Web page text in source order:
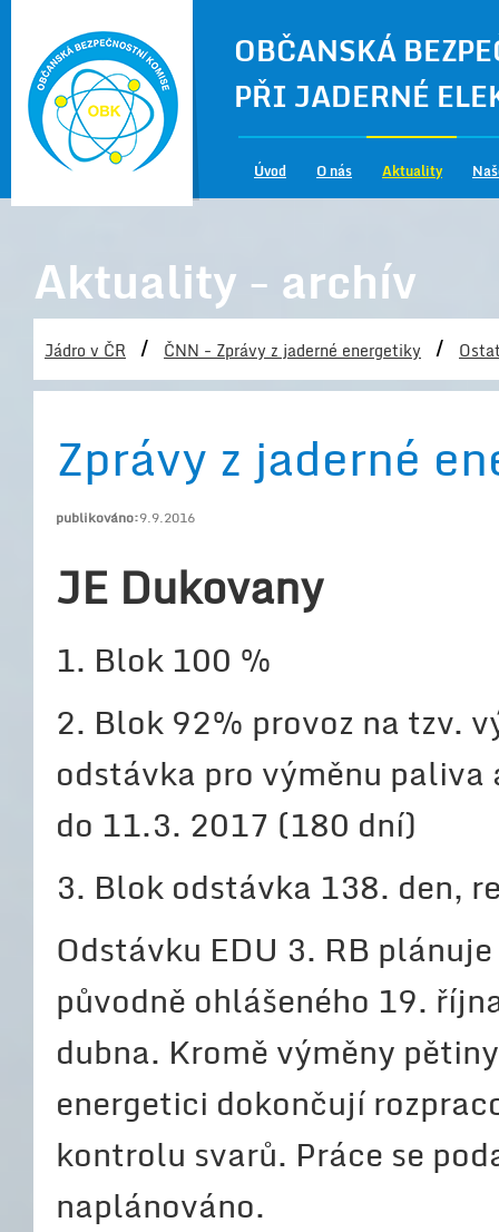
OBČANSKÁ
PŘI JADERNÉ
Úvod O nás Aktuality
Aktuality - archív
Jádro v ČR / ČNN - Zprávy z jaderné energetiky /
Zprávy z jaderné
publikováno:9.9.2016
JE Dukovany
1. Blok 100 %
2. Blok 92% provoz na tzv.
odstávka pro výměnu
do 11.3. 2017 (180 dní)
3. Blok odstávka 138. den,
Odstávku EDU 3. RB
původně ohlášeného 19.
dubna. Kromě výměny
energetici dokončují
kontrolu svarů. Práce se
naplánováno.